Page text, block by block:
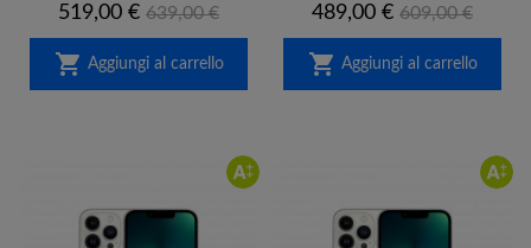
Prezzo
519,00 € Prezzo
base
639,00 €
 Aggiungi al carrello
Prezzo
489,00 € Prezzo
base
609,00 €
 Aggiungi al carrello